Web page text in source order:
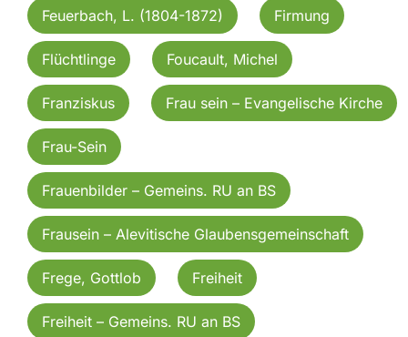
Feuerbach, L. (1804-1872) Firmung
Flüchtlinge Foucault, Michel
Franziskus Frau sein – Evangelische Kirche
Frau-Sein
Frauenbilder – Gemeins. RU an BS
Frausein – Alevitische Glaubensgemeinschaft
Frege, Gottlob Freiheit
Freiheit – Gemeins. RU an BS